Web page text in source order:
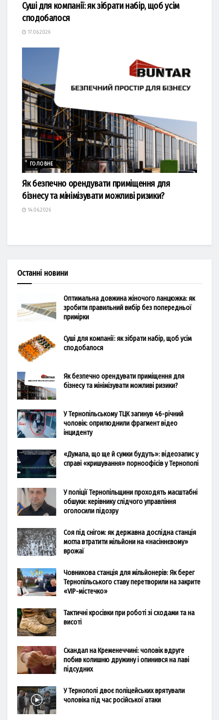
Суші для компанії: як зібрати набір, щоб усім
сподобалося
17.06.2026
ГОЛОВНЕ
Як безпечно орендувати приміщення для
бізнесу та мінімізувати можливі ризики?
14.06.2026
Останні новини
Оптимальна довжина жіночого ланцюжка: як
зробити правильний вибір без попередньої
примірки
Суші для компанії: як зібрати набір, щоб усім
сподобалося
Як безпечно орендувати приміщення для
бізнесу та мінімізувати можливі ризики?
У Тернопільському ТЦК загинув 46-річний
чоловік: оприлюднили фрагмент відео
інциденту
«Думала, що ще й сумки будуть»: відеозапис у
справі «кришування» порноофісів у Тернополі
У поліції Тернопільщини проходять масштабні
обшуки: керівнику слідчого управління
оголосили підозру
Соя під снігом: як державна дослідна станція
могла втратити мільйони на «насіннєвому»
врожаї
Човникова станція для мільйонерів: Як берег
Тернопільського ставу перетворили на закрите
«VIP-містечко»
Тактичні кросівки при роботі зі сходами та на
висоті
Скандал на Кременеччині: чоловік вдруге
побив колишню дружину і опинився на лаві
підсудних
У Тернополі двоє поліцейських врятували
чоловіка під час російської атаки